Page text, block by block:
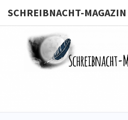
SCHREIBNACHT-MAGAZIN